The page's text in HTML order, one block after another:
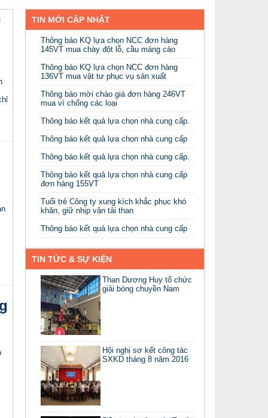
TIN MỚI CẬP NHẬT
Thông báo KQ lựa chọn NCC đơn hàng
145VT mua chày đột lỗ, cầu máng cào
Thông báo KQ lựa chọn NCC đơn hàng
136VT mua vật tư phục vụ sản xuất
Thông báo mời chào giá đơn hàng 246VT
mua vì chống các loại
Thông báo kết quả lựa chọn nhà cung cấp.
Thông báo kết quả lựa chọn nhà cung cấp
Thông báo kết quả lựa chọn nhà cung cấp.
Thông báo kết quả lựa chọn nhà cung cấp
đơn hàng 155VT
Tuổi trẻ Công ty xung kích khắc phục khó
khăn, giữ nhịp vận tải than
Thông báo kết quả lựa chọn nhà cung cấp
TIN TỨC & SỰ KIỆN
Than Dương Huy tổ chức
giải bóng chuyền Nam
Hội nghị sơ kết công tác
SXKD tháng 8 năm 2016